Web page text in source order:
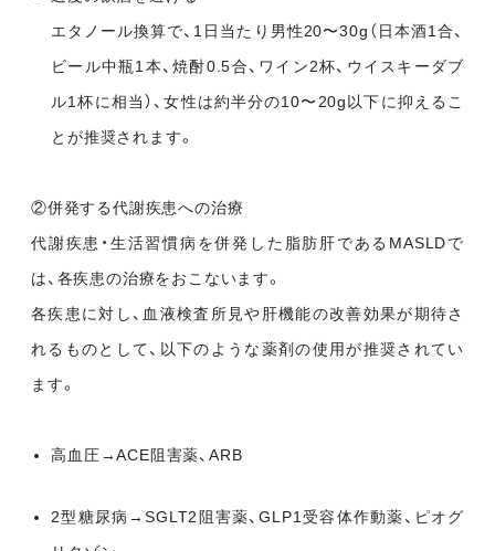
エタノール換算で、1日当たり男性20〜30g（日本酒1合、
ビール中瓶1本、焼酎0.5合、ワイン2杯、ウイスキーダブ
ル1杯に相当）、女性は約半分の10〜20g以下に抑えるこ
とが推奨されます。
②併発する代謝疾患への治療
代謝疾患・生活習慣病を併発した脂肪肝であるMASLDで
は、各疾患の治療をおこないます。
各疾患に対し、血液検査所見や肝機能の改善効果が期待さ
れるものとして、以下のような薬剤の使用が推奨されてい
ます。
高血圧→ACE阻害薬、ARB
2型糖尿病→SGLT2阻害薬、GLP1受容体作動薬、ピオグ